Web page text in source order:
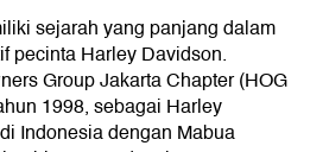
sejarah yang panjang dalam
pecinta Harley Davidson.
Group Jakarta Chapter (HOG
1998, sebagai Harley
Indonesia dengan Mabua